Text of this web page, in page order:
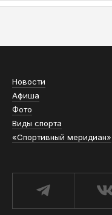
Новости
Афиша
Фото
Виды спорта
«Спортивный меридиан»